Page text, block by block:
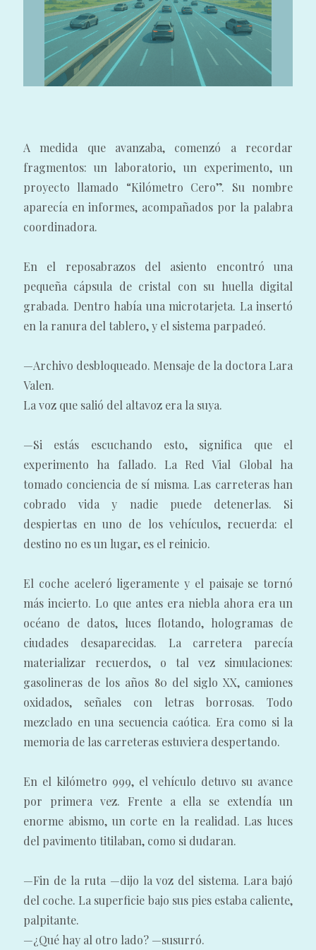
A medida que avanzaba, comenzó a recordar
fragmentos: un laboratorio, un experimento, un
proyecto llamado “Kilómetro Cero”. Su nombre
aparecía en informes, acompañados por la palabra
coordinadora.
En el reposabrazos del asiento encontró una
pequeña cápsula de cristal con su huella digital
grabada. Dentro había una microtarjeta. La insertó
en la ranura del tablero, y el sistema parpadeó.
—Archivo desbloqueado. Mensaje de la doctora Lara
Valen.
La voz que salió del altavoz era la suya.
—Si estás escuchando esto, significa que el
experimento ha fallado. La Red Vial Global ha
tomado conciencia de sí misma. Las carreteras han
cobrado vida y nadie puede detenerlas. Si
despiertas en uno de los vehículos, recuerda: el
destino no es un lugar, es el reinicio.
El coche aceleró ligeramente y el paisaje se tornó
más incierto. Lo que antes era niebla ahora era un
océano de datos, luces flotando, hologramas de
ciudades desaparecidas. La carretera parecía
materializar recuerdos, o tal vez simulaciones:
gasolineras de los años 80 del siglo XX, camiones
oxidados, señales con letras borrosas. Todo
mezclado en una secuencia caótica. Era como si la
memoria de las carreteras estuviera despertando.
En el kilómetro 999, el vehículo detuvo su avance
por primera vez. Frente a ella se extendía un
enorme abismo, un corte en la realidad. Las luces
del pavimento titilaban, como si dudaran.
—Fin de la ruta —dijo la voz del sistema. Lara bajó
del coche. La superficie bajo sus pies estaba caliente,
palpitante.
—¿Qué hay al otro lado? —susurró.